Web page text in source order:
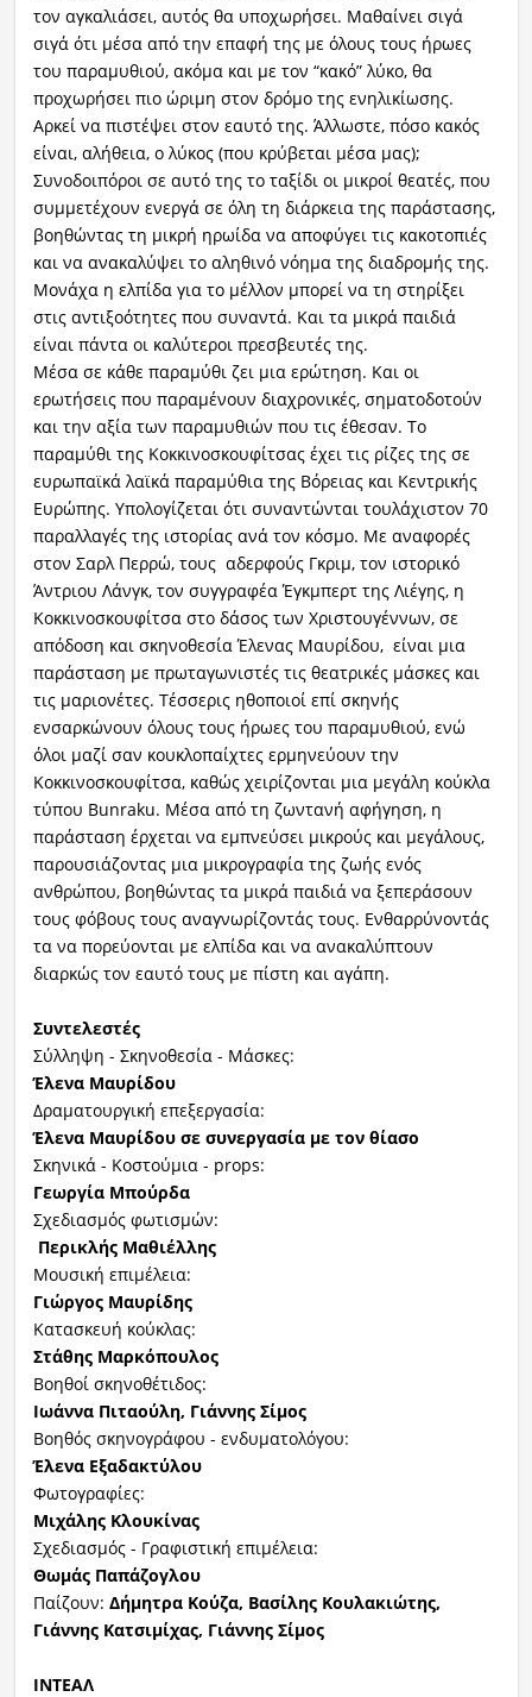
τον αγκαλιάσει, αυτός θα υποχωρήσει. Μαθαίνει σιγά
σιγά ότι μέσα από την επαφή της με όλους τους ήρωες
του παραμυθιού, ακόμα και με τον “κακό” λύκο, θα
προχωρήσει πιο ώριμη στον δρόμο της ενηλικίωσης.
Αρκεί να πιστέψει στον εαυτό της. Άλλωστε, πόσο κακός
είναι, αλήθεια, ο λύκος (που κρύβεται μέσα μας);
Συνοδοιπόροι σε αυτό της το ταξίδι οι μικροί θεατές, που
συμμετέχουν ενεργά σε όλη τη διάρκεια της παράστασης,
βοηθώντας τη μικρή ηρωίδα να αποφύγει τις κακοτοπιές
και να ανακαλύψει το αληθινό νόημα της διαδρομής της.
Μονάχα η ελπίδα για το μέλλον μπορεί να τη στηρίξει
στις αντιξοότητες που συναντά. Και τα μικρά παιδιά
είναι πάντα οι καλύτεροι πρεσβευτές της.
Μέσα σε κάθε παραμύθι ζει μια ερώτηση. Και οι
ερωτήσεις που παραμένουν διαχρονικές, σηματοδοτούν
και την αξία των παραμυθιών που τις έθεσαν. Το
παραμύθι της Κοκκινοσκουφίτσας έχει τις ρίζες της σε
ευρωπαϊκά λαϊκά παραμύθια της Βόρειας και Κεντρικής
Ευρώπης. Υπολογίζεται ότι συναντώνται τουλάχιστον 70
παραλλαγές της ιστορίας ανά τον κόσμο. Με αναφορές
στον Σαρλ Περρώ, τους αδερφούς Γκριμ, τον ιστορικό
Άντριου Λάνγκ, τον συγγραφέα Έγκμπερτ της Λιέγης, η
Κοκκινοσκουφίτσα στο δάσος των Χριστουγέννων, σε
απόδοση και σκηνοθεσία Έλενας Μαυρίδου, είναι μια
παράσταση με πρωταγωνιστές τις θεατρικές μάσκες και
τις μαριονέτες. Τέσσερις ηθοποιοί επί σκηνής
ενσαρκώνουν όλους τους ήρωες του παραμυθιού, ενώ
όλοι μαζί σαν κουκλοπαίχτες ερμηνεύουν την
Κοκκινοσκουφίτσα, καθώς χειρίζονται μια μεγάλη κούκλα
τύπου Bunraku. Μέσα από τη ζωντανή αφήγηση, η
παράσταση έρχεται να εμπνεύσει μικρούς και μεγάλους,
παρουσιάζοντας μια μικρογραφία της ζωής ενός
ανθρώπου, βοηθώντας τα μικρά παιδιά να ξεπεράσουν
τους φόβους τους αναγνωρίζοντάς τους. Ενθαρρύνοντάς
τα να πορεύονται με ελπίδα και να ανακαλύπτουν
διαρκώς τον εαυτό τους με πίστη και αγάπη.
Συντελεστές
Σύλληψη - Σκηνοθεσία - Μάσκες:
Έλενα Μαυρίδου
Δραματουργική επεξεργασία:
Έλενα Μαυρίδου σε συνεργασία με τον θίασο
Σκηνικά - Κοστούμια - props:
Γεωργία Μπούρδα
Σχεδιασμός φωτισμών:
Περικλής Μαθιέλλης
Μουσική επιμέλεια:
Γιώργος Μαυρίδης
Κατασκευή κούκλας:
Στάθης Μαρκόπουλος
Βοηθοί σκηνοθέτιδος:
Ιωάννα Πιταούλη, Γιάννης Σίμος
Βοηθός σκηνογράφου - ενδυματολόγου:
Έλενα Εξαδακτύλου
Φωτογραφίες:
Μιχάλης Κλουκίνας
Σχεδιασμός - Γραφιστική επιμέλεια:
Θωμάς Παπάζογλου
Παίζουν: Δήμητρα Κούζα, Βασίλης Κουλακιώτης,
Γιάννης Κατσιμίχας, Γιάννης Σίμος
ΙΝΤΕΑΛ